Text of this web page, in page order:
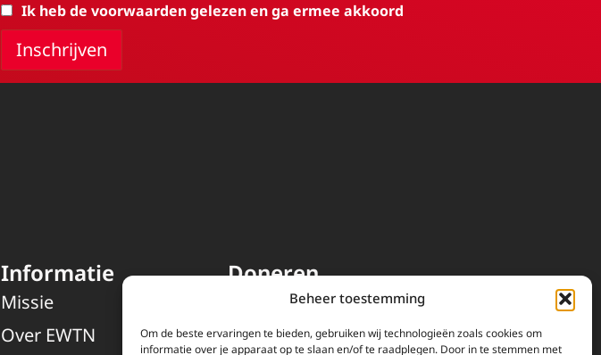
Beheer toestemming
Om de beste ervaringen te bieden, gebruiken wij technologieën zoals cookies om
informatie over je apparaat op te slaan en/of te raadplegen. Door in te stemmen met
Ik heb de voorwaarden gelezen en ga ermee akkoord
Informatie
Missie
Over EWTN
Doneren
EWTN wordt uitsluitend
gefinancierd door uw donaties.